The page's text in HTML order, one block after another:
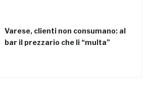
Varese, clienti non consumano: al
bar il prezzario che li “multa”